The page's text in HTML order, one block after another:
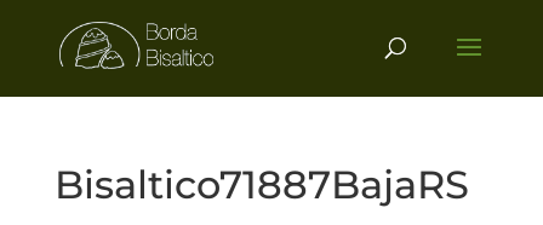
Bisaltico71887BajaRS